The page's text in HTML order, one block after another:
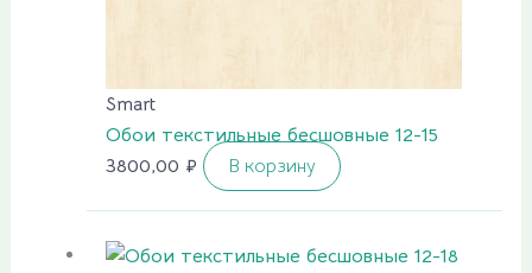
Smart
Обои текстильные бесшовные 12-15
3800,00 ₽ В корзину